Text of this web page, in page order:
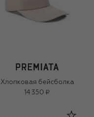
Хлопковая бейсболка
14 350 ₽